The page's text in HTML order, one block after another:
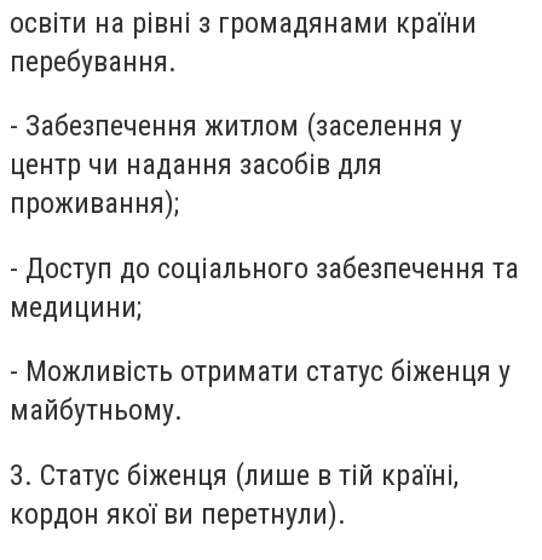
освіти на рівні з громадянами країни
перебування.
- Забезпечення житлом (заселення у
центр чи надання засобів для
проживання);
- Доступ до соціального забезпечення та
медицини;
- Можливість отримати статус біженця у
майбутньому.
3. Статус біженця (лише в тій країні,
кордон якої ви перетнули).